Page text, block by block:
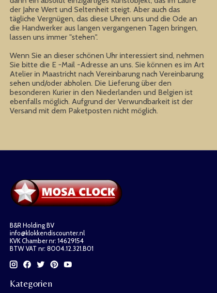
der Jahre Wert und Seltenheit steigt. Aber auch das
tägliche Vergnügen, das diese Uhren uns und die Ode an
die Handwerker aus langen vergangenen Tagen bringen,
lassen uns immer "stehen".
Wenn Sie an dieser schönen Uhr interessiert sind, nehmen
Sie bitte die E -Mail -Adresse an uns. Sie können es im Art
Atelier in Maastricht nach Vereinbarung nach Vereinbarung
sehen und/oder abholen. Die Lieferung über den
besonderen Kurier in den Niederlanden und Belgien ist
ebenfalls möglich. Aufgrund der Verwundbarkeit ist der
Versand mit dem Paketposten nicht möglich.
B&R Holding BV
info@klokkendiscounter.nl
KVK Chamber nr: 14629154
BTW VAT nr: 8004.12.321.B01
Kategorien